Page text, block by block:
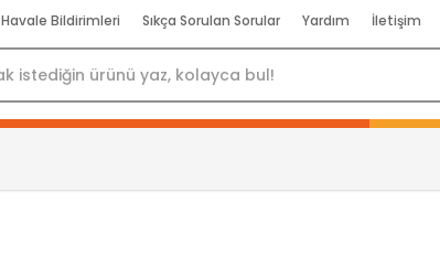
Havale Bildirimleri Sıkça Sorulan Sorular Yardım İletişim